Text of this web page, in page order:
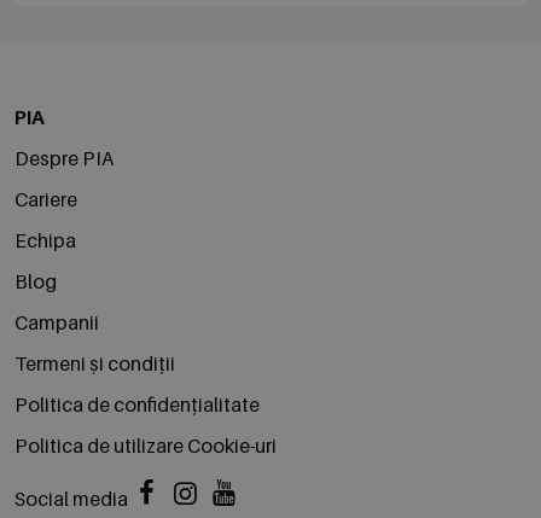
PIA
Despre PIA
Cariere
Echipa
Blog
Campanii
Termeni și condiții
Politica de confidențialitate
Politica de utilizare Cookie-uri
Social media